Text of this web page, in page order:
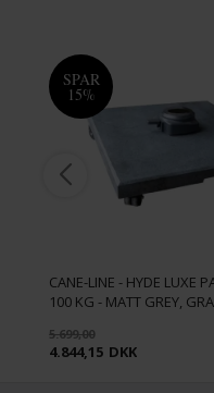
SPAR
15%
CANE-LINE - HYDE LUXE
100 KG - MATT GREY,
5.699,00
4.844,15 DKK